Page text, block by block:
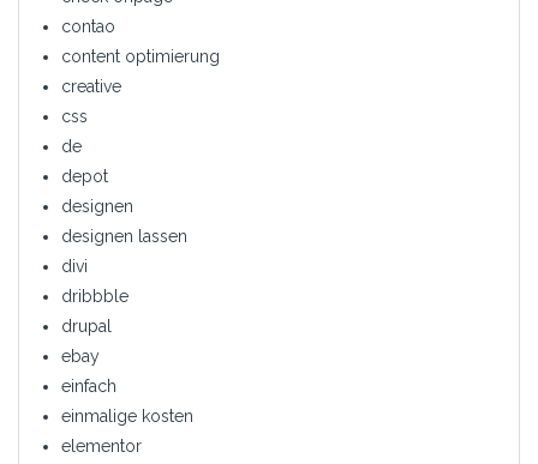
contao
content optimierung
creative
css
de
depot
designen
designen lassen
divi
dribbble
drupal
ebay
einfach
einmalige kosten
elementor